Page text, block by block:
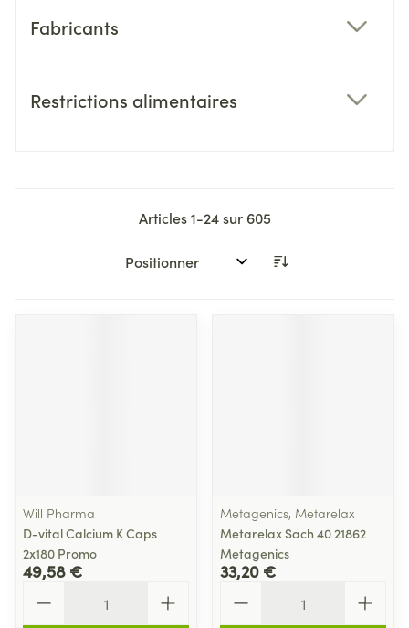
Fabricants
Restrictions alimentaires
Articles1-24sur 605
Trier par:
Will Pharma
D-vital Calcium K Caps
2x180 Promo
49,58 €
Metagenics, Metarelax
Metarelax Sach 40 21862
Metagenics
33,20 €